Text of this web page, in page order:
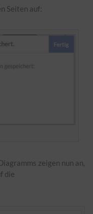
Seiten auf:
zeigen nun an,
die